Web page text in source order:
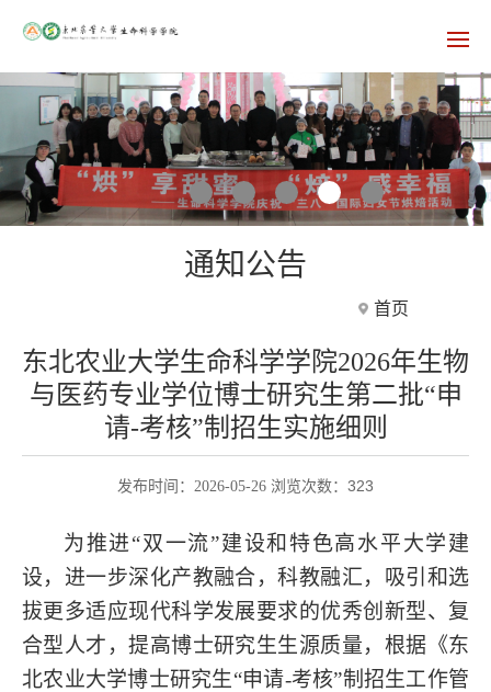
通知公告
首页
东北农业大学生命科学学院2026年生物
与医药专业学位博士研究生第二批“申
请-考核”制招生实施细则
发布时间：2026-05-26 浏览次数： 323
为推进“双一流”建设和特色高水平大学建
设，进一步深化产教融合，科教融汇，吸引和选
拔更多适应现代科学发展要求的优秀创新型、复
合型人才，提高博士研究生生源质量， 根据《东
北农业大学博士研究生“申请-考核”制招生工作管